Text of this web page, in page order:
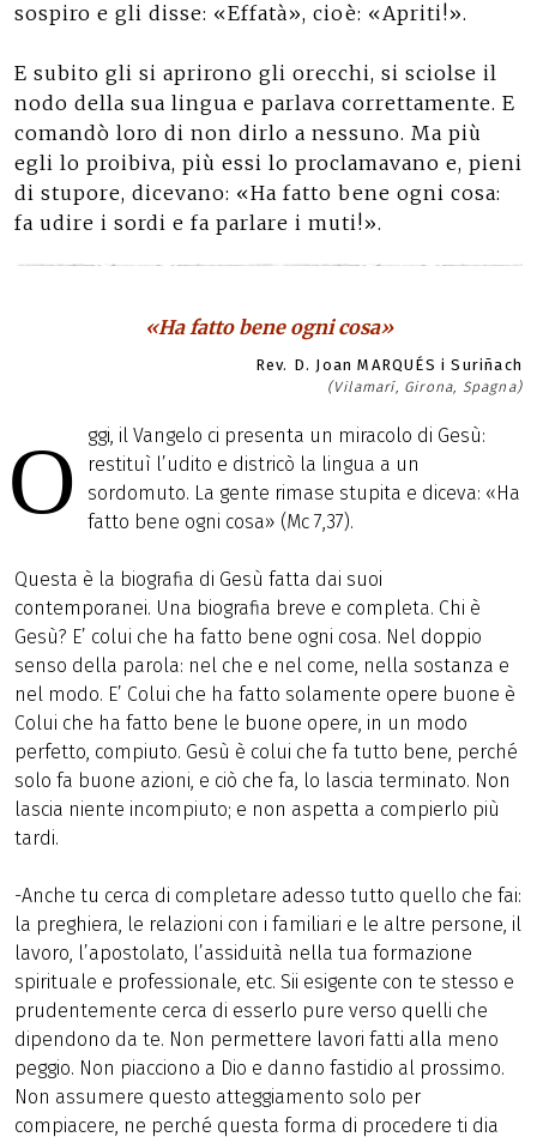
sospiro e gli disse: «Effatà», cioè: «Apriti!».
E subito gli si aprirono gli orecchi, si sciolse il
nodo della sua lingua e parlava correttamente. E
comandò loro di non dirlo a nessuno. Ma più
egli lo proibiva, più essi lo proclamavano e, pieni
di stupore, dicevano: «Ha fatto bene ogni cosa:
fa udire i sordi e fa parlare i muti!».
«Ha fatto bene ogni cosa»
Rev. D. Joan MARQUÉS i Suriñach
(Vilamarí, Girona, Spagna)
O
ggi, il Vangelo ci presenta un miracolo di Gesù:
restituì l’udito e districò la lingua a un
sordomuto. La gente rimase stupita e diceva: «Ha
fatto bene ogni cosa» (Mc 7,37).
Questa è la biografia di Gesù fatta dai suoi
contemporanei. Una biografia breve e completa. Chi è
Gesù? E’ colui che ha fatto bene ogni cosa. Nel doppio
senso della parola: nel che e nel come, nella sostanza e
nel modo. E’ Colui che ha fatto solamente opere buone è
Colui che ha fatto bene le buone opere, in un modo
perfetto, compiuto. Gesù è colui che fa tutto bene, perché
solo fa buone azioni, e ciò che fa, lo lascia terminato. Non
lascia niente incompiuto; e non aspetta a compierlo più
tardi.
-Anche tu cerca di completare adesso tutto quello che fai:
la preghiera, le relazioni con i familiari e le altre persone, il
lavoro, l’apostolato, l’assiduità nella tua formazione
spirituale e professionale, etc. Sii esigente con te stesso e
prudentemente cerca di esserlo pure verso quelli che
dipendono da te. Non permettere lavori fatti alla meno
peggio. Non piacciono a Dio e danno fastidio al prossimo.
Non assumere questo atteggiamento solo per
compiacere, ne perché questa forma di procedere ti dia